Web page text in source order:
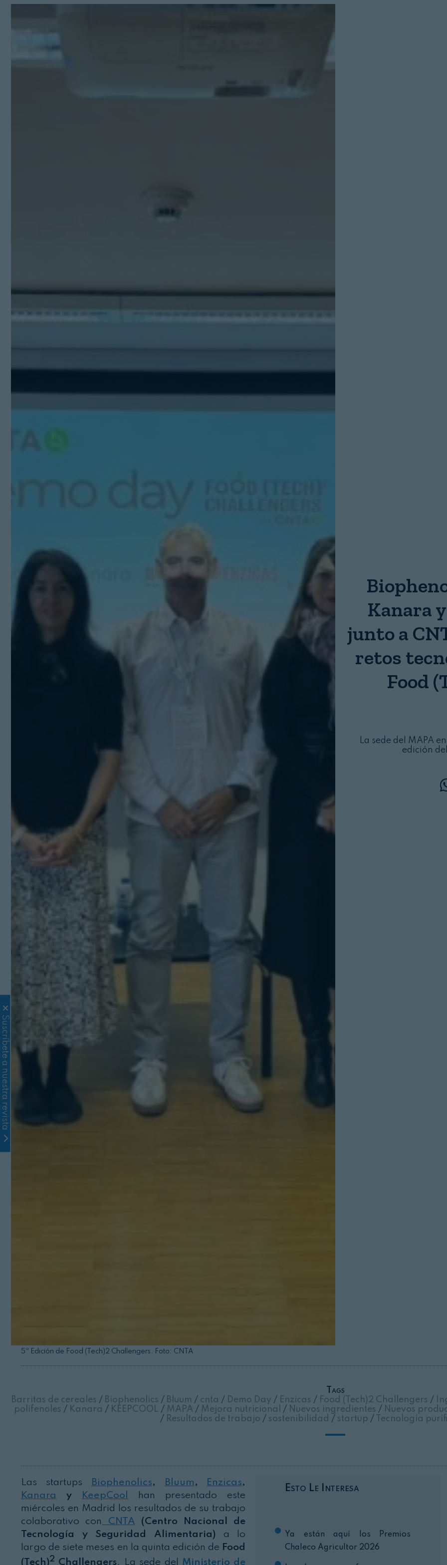
5ª Edición de Food (Tech)2 Challengers. Foto: CNTA
Kanara
junto a
retos
Food
La sede del MAPA
edición
Tags
Barritas de cereales / Biophenolics / Bluum / cnta / Demo Day / Enzicas / Food (Tech)2 Challengers /
polifenoles / Kanara / KEEPCOOL / MAPA / Mejora nutricional / Nuevos ingredientes / Nuevos
/ Resultados de trabajo / sostenibilidad / startup / Tecnología
Esto Le Interesa
Ya están aquí los Premios
Chaleco Agricultor 2026
Las startups Biophenolics, Bluum , Enzicas,
Kanara y KeepCool
han presentado este
miércoles en Madrid los resultados de su trabajo
colaborativo con
CNTA (Centro Nacional de
Tecnología y Seguridad Alimentaria) a lo
largo de siete meses en la quinta edición de Food
(Tech)2 Challengers. La sede del Ministerio de
Suscríbete a nuestra revista